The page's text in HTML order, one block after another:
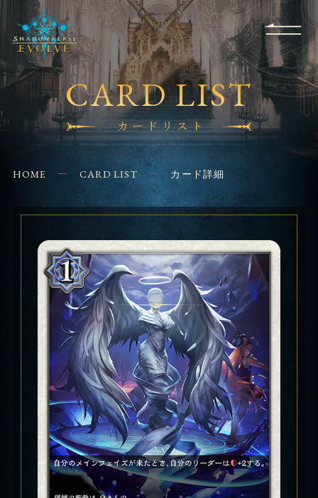
Q&A
EVENT SHOPS
FOR
BEGINNERS
APPLICATION
CONTACT
CARD LIST
カードリスト
HOME CARD LIST カード詳細